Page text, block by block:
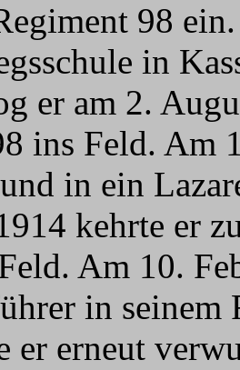
98
in
er am 2.
ins Feld. Am
in ein
kehrte er
Am 10.
in seinem
er erneut